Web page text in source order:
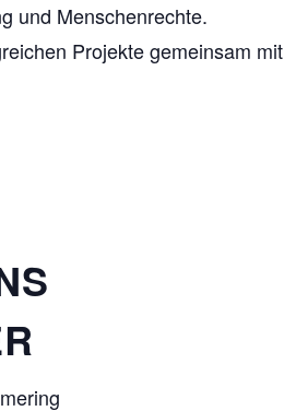
und Menschenrechte.
Projekte gemeinsam mit